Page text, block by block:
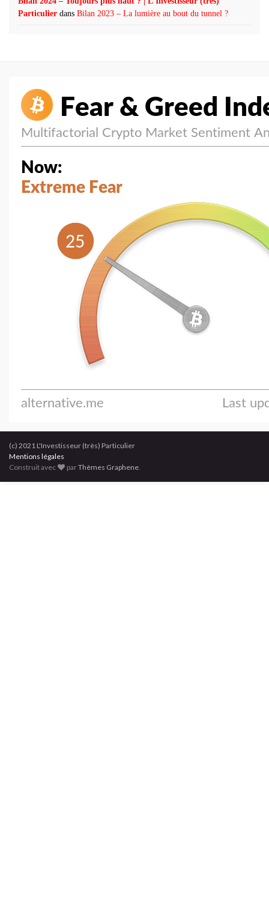
Particulier dans Bilan 2023 – La lumière au bout du tunnel ?
(c) 2021 L'Investisseur (très) Particulier
Mentions légales
Construit avec
parThèmes Graphene